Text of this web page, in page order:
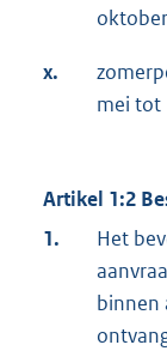
x.
mei tot
Artikel 1:2
1.
Het
binnen